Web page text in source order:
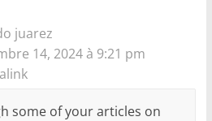
juarez
14, 2024 à 9:21 pm
some of your articles on